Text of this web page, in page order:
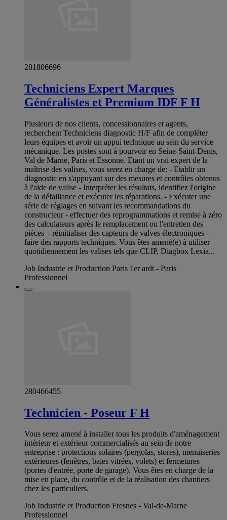
281806696
Techniciens Expert Marques
Généralistes et Premium IDF F H
Plusieurs de nos clients, concessionnaires et agents,
recherchent Techniciens diagnostic H/F afin de compléter
leurs équipes et avoir un appui technique au sein du service
mécanique. Les postes sont à pourvoir en Seine-Saint-Denis,
Val de Marne, Paris et Essonne. Etant un vrai expert de la
maîtrise des valises, vous serez en charge de: - Etablir un
diagnostic en s'appuyant sur des mesures et contrôles obtenus
à l'aide de valise - Interpréter les résultats, identifiez l'origine
de la défaillance et exécuter les réparations. - Exécuter une
série de réglages en suivant les recommandations du
constructeur - effectuer des reprogrammations et remise à zéro
des calculateurs après le remplacement ou l'entretien des
pièces - réinitialiser des capteurs de valves électroniques -
faire des rapports techniques. Vous êtes amené(e) à utiliser
quotidiennement les valises tels que CLIP, Diagbox Lexia...
Job Industrie et Production Paris 1er ardt - Paris
Professionnel
280466455
Technicien - Poseur F H
Vous serez amené à installer tous les produits d'aménagement
intérieur et extérieur commercialisés au sein de notre
entreprise : protections solaires (pergolas, stores), menuiseries
extérieures (fenêtres, baies vitrées, volets) et fermetures
(portes d'entrée, porte de garage). Vous êtes en charge de la
mise en place, du contrôle et de la réalisation des chantiers
chez les particuliers.
Job Industrie et Production Fresnes - Val-de-Marne
Professionnel